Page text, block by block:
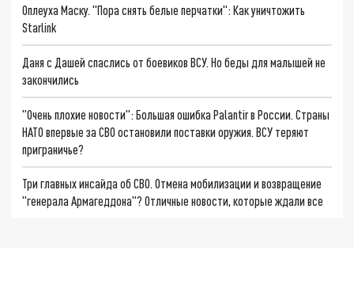
Оплеуха Маску. "Пора снять белые перчатки": Как уничтожить
Starlink
Даня с Дашей спаслись от боевиков ВСУ. Но беды для малышей не
закончились
"Очень плохие новости": Большая ошибка Palantir в России. Страны
НАТО впервые за СВО остановили поставки оружия. ВСУ теряют
приграничье?
Три главных инсайда об СВО. Отмена мобилизации и возвращение
"генерала Армагеддона"? Отличные новости, которые ждали все